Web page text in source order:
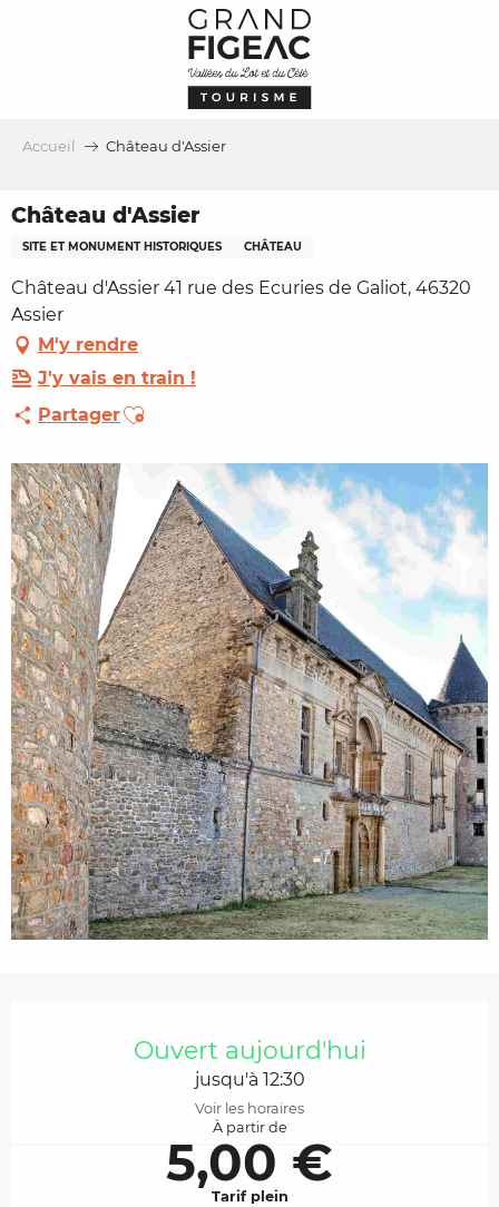
Accueil Château d'Assier
Château d'Assier
SITE ET MONUMENT HISTORIQUES CHÂTEAU
Château d'Assier 41 rue des Ecuries de Galiot, 46320
Assier
M'y rendre
J'y vais en train !
PartagerAjouter aux favoris
Ouvert aujourd'hui
jusqu'à 12:30
Voir les horaires
À partir de
5,00 €
Tarif plein